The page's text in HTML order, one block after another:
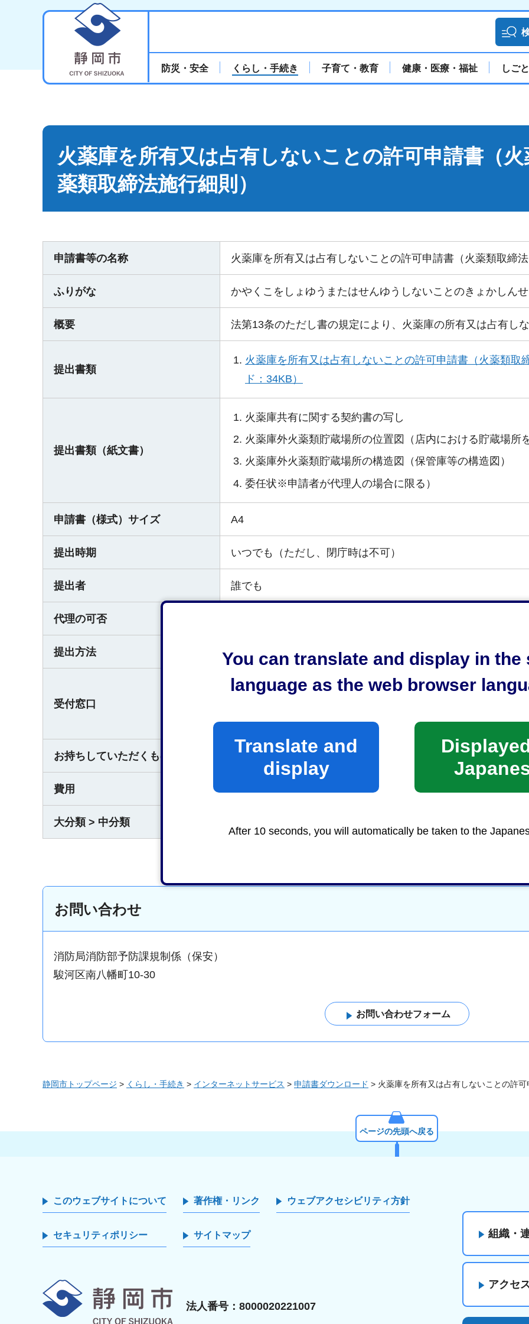
You can translate and display in the
language as the web browser
Translate and
display
After 10 seconds, you will automatically be taken to the
防災・安全 くらし・手続き 子育て・教育 健康・医療・福祉 しご
火薬庫を所有又は占有しないことの許可申請書（
薬類取締法施行細則）
申請書等の名称 火薬庫を所有又は占有しないことの許可申請書（火薬類取締
ふりがな かやくこをしょゆうまたはせんゆうしないことのきょかしんせ
概要 法第13条のただし書の規定により、火薬庫の所有又は占有し
提出書類
火薬庫を所有又は占有しないことの許可申請書（火薬類取
ド：34KB）
提出書類（紙文書）
火薬庫共有に関する契約書の写し
火薬庫外火薬類貯蔵場所の位置図（店内における貯蔵場所
火薬庫外火薬類貯蔵場所の構造図（保管庫等の構造図）
委任状※申請者が代理人の場合に限る）
申請書（様式）サイズ A4
提出時期 いつでも（ただし、閉庁時は不可）
提出者 誰でも
代理の可否
提出方法 直接窓口へ
受付窓口
静岡市消防局消防部予防課保安係
電話番号 054-280-0194
お持ちしていただくもの なし
費用
大分類 > 中分類
お問い合わせ
消防局消防部予防課規制係（保安）
駿河区南八幡町10-30
静岡市トップページ > くらし・手続き > インターネットサービス > 申請書ダウンロード > 火薬庫を所有又は占有しないことの許
ページの先頭へ戻る
このウェブサイトについて 著作権・リンク ウェブアクセシビリティ方針
セキュリティポリシー サイトマップ
法人番号：8000020221007
組織・
アクセ